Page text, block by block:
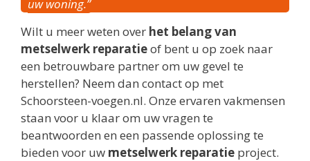
uw woning.”
Wilt u meer weten over het belang van
metselwerk reparatieof bent u op zoek naar
een betrouwbare partner om uw gevel te
herstellen? Neem dan contact op met
Schoorsteen-voegen.nl. Onze ervaren vakmensen
staan voor u klaar om uw vragen te
beantwoorden en een passende oplossing te
bieden voor uw metselwerk reparatie project.